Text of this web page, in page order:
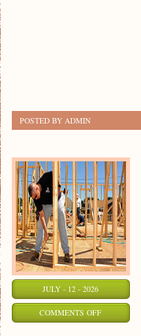
POSTED BY ADMIN
JULY - 12 - 2026
COMMENTS OFFON